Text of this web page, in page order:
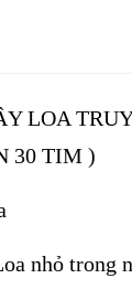
LOA
30 TIM )
nhỏ trong